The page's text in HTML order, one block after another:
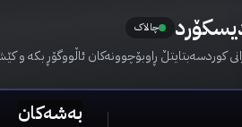
چالاک
کوردسەبتایتڵ ڕاوبۆچوونەکان ئاڵووگۆڕ بکە و
بەشەکان